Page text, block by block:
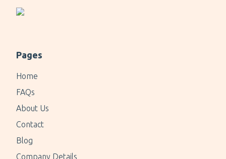
Pages
Home
FAQs
About Us
Contact
Blog
Company Details